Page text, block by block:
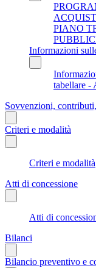
PIANO
Informazioni
tabellare -
Sovvenzioni,
Criteri e modalità
Criteri e modalità
Atti di concessione
Atti di
Bilanci
Bilancio preventivo e